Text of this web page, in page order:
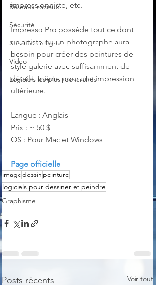
Réseaux sociaux
Sécurité
Services en ligne
Video
Logiciels les plus recherchés
impressionniste, etc.
Impresso Pro possède tout ce dont
un artiste ou un photographe aura
besoin pour créer des peintures de
style galerie avec suffisamment de
détails, même pour une impression
ultérieure.
Langue : Anglais
Prix : ~ 50 $
OS : Pour Mac et Windows
Page officielle
imagedessin peinture
logiciels pour dessiner et peindre
Graphisme
Posts récents Voir tout